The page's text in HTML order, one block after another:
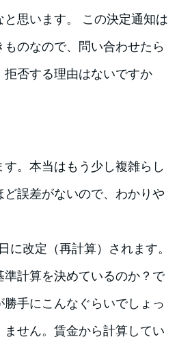
と思います。 この決定通知は
のなので、問い合わせたら
拒否する理由はないですか
す。本当はもう少し複雑らし
ど誤差がないので、わかりや
改定（再計算）されます。
準計算を決めているのか？で
手にこんなぐらいでしょっ
ません。賃金から計算してい